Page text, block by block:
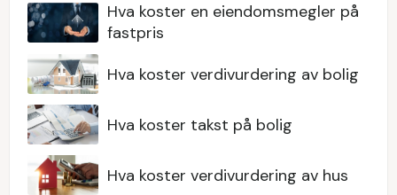
Hva koster en eiendomsmegler på
fastpris
Hva koster verdivurdering av bolig
Hva koster takst på bolig
Hva koster verdivurdering av hus